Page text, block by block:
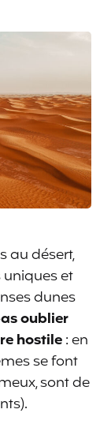
au désert,
et
dunes
oublier
hostile: en
se font
sont de